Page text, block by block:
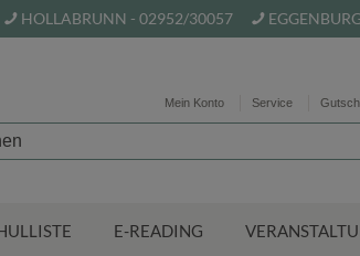
HOLLABRUNN - 02952/30057
Mein Konto Service
E-READING